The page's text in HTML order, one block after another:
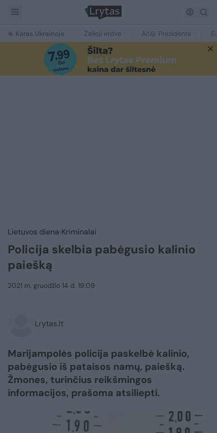
Karas Ukrainoje Žalioji erdvė Ačiū, Prezidente
Lietuvos diena Kriminalai
Policija skelbia pabėgusio kalinio
paiešką
2021 m. gruodžio 14 d. 19:09
Lrytas.lt
Marijampolės policija paskelbė kalinio,
pabėgusio iš pataisos namų, paiešką.
Žmones, turinčius reikšmingos
informacijos, prašoma atsiliepti.